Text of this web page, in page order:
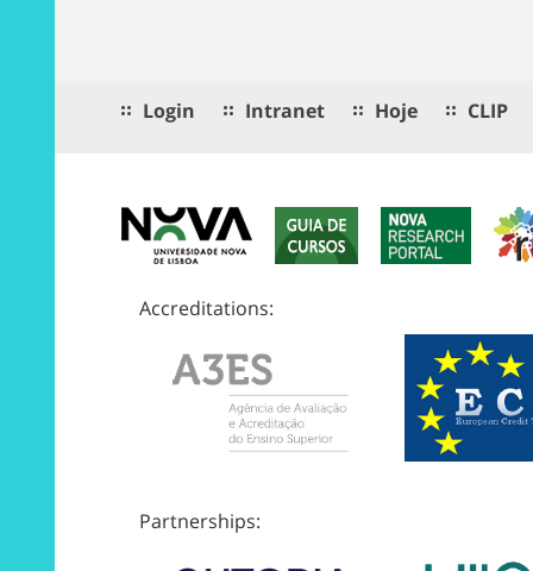
Login Intranet Hoje CLIP
Accreditations:
Partnerships: